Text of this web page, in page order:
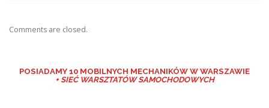
Comments are closed.
POSIADAMY 10 MOBILNYCH MECHANIKÓW W WARSZAWIE
+ SIEĆ WARSZTATÓW SAMOCHODOWYCH